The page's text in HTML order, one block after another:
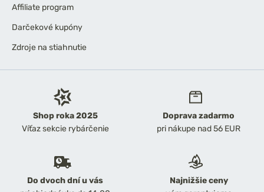
Shop roka 2025
Víťaz sekcie rybárčenie
Doprava zadarmo
pri nákupe nad 56 EUR
Do dvoch dní u vás
Najnižšie ceny
Affiliate program
Darčekové kupóny
Zdroje na stiahnutie